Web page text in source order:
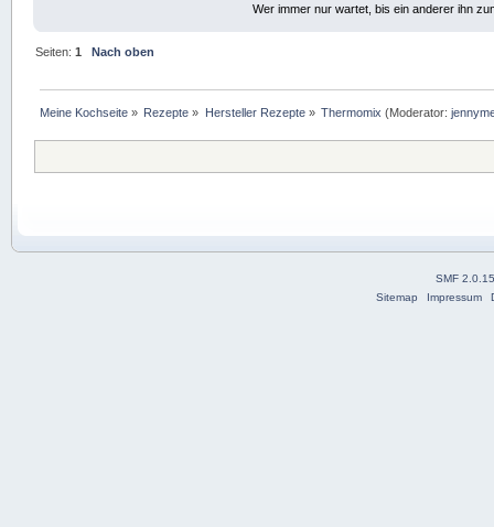
Wer immer nur wartet, bis ein anderer ihn
Seiten:1 Nach oben
Meine Kochseite » Rezepte » Hersteller Rezepte» Thermomix (Moderator:
SMF
Sitemap
Impressum